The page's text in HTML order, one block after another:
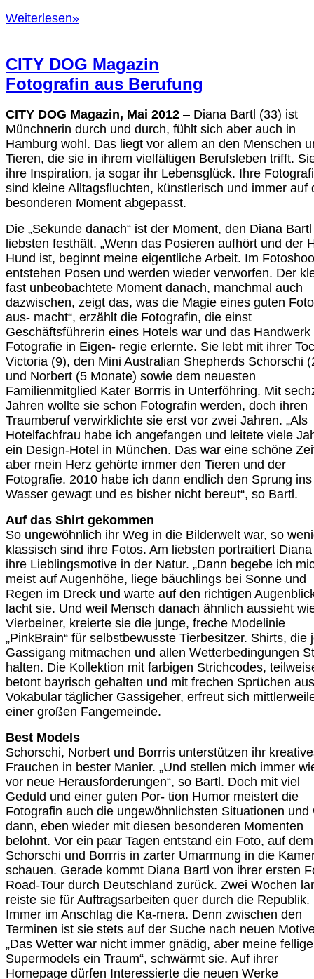
Weiterlesen»
CITY DOG Magazin
Fotografin aus Berufung
CITY DOG Magazin, Mai 2012 – Diana Bartl (33) ist
Münchnerin durch und durch, fühlt sich aber auch in
Hamburg wohl. Das liegt vor allem an den Menschen
Tieren, die sie in ihrem vielfältigen Berufsleben trifft.
ihre Inspiration, ja sogar ihr Lebensglück. Ihre
sind kleine Alltagsfluchten, künstlerisch und immer auf
besonderen Moment abgepasst.
Die „Sekunde danach“ ist der Moment, den Diana
liebsten festhält. „Wenn das Posieren aufhört und der
Hund ist, beginnt meine eigentliche Arbeit. Im
entstehen Posen und werden wieder verworfen. Der
fast unbeobachtete Moment danach, manchmal auch
dazwischen, zeigt das, was die Magie eines guten
aus- macht“, erzählt die Fotografin, die einst
Geschäftsführerin eines Hotels war und das Handwerk
Fotografie in Eigen- regie erlernte. Sie lebt mit ihrer
Victoria (9), den Mini Australian Shepherds Schorschi
und Norbert (5 Monate) sowie dem neuesten
Familienmitglied Kater Borrris in Unterföhring. Mit
Jahren wollte sie schon Fotografin werden, doch ihren
Traumberuf verwirklichte sie erst vor zwei Jahren. „Als
Hotelfachfrau habe ich angefangen und leitete viele
ein Design-Hotel in München. Das war eine schöne
aber mein Herz gehörte immer den Tieren und der
Fotografie. 2010 habe ich dann endlich den Sprung
Wasser gewagt und es bisher nicht bereut“, so Bartl.
Auf das Shirt gekommen
So ungewöhnlich ihr Weg in die Bilderwelt war, so
klassisch sind ihre Fotos. Am liebsten portraitiert
ihre Lieblingsmotive in der Natur. „Dann begebe ich
meist auf Augenhöhe, liege bäuchlings bei Sonne und
Regen im Dreck und warte auf den richtigen
lacht sie. Und weil Mensch danach ähnlich aussieht
Vierbeiner, kreierte sie die junge, freche Modelinie
„PinkBrain“ für selbstbewusste Tierbesitzer. Shirts, die
Gassigang mitmachen und allen Wetterbedingungen
halten. Die Kollektion mit farbigen Strichcodes,
betont bayrisch gehalten und mit frechen Sprüchen
Vokabular täglicher Gassigeher, erfreut sich
einer großen Fangemeinde.
Best Models
Schorschi, Norbert und Borrris unterstützen ihr
Frauchen in bester Manier. „Und stellen mich immer
vor neue Herausforderungen“, so Bartl. Doch mit viel
Geduld und einer guten Por- tion Humor meistert die
Fotografin auch die ungewöhnlichsten Situationen und
dann, eben wieder mit diesen besonderen Momenten
belohnt. Vor ein paar Tagen entstand ein Foto, auf dem
Schorschi und Borrris in zarter Umarmung in die
schauen. Gerade kommt Diana Bartl von ihrer ersten
Road-Tour durch Deutschland zurück. Zwei Wochen
reiste sie für Auftragsarbeiten quer durch die Republik.
Immer im Anschlag die Ka-mera. Denn zwischen den
Terminen ist sie stets auf der Suche nach neuen
„Das Wetter war nicht immer gnädig, aber meine
Supermodels ein Traum“, schwärmt sie. Auf ihrer
Homepage dürfen Interessierte die neuen Werke